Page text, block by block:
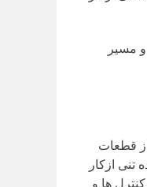
مسیر
قطعات
ازکار
ها و